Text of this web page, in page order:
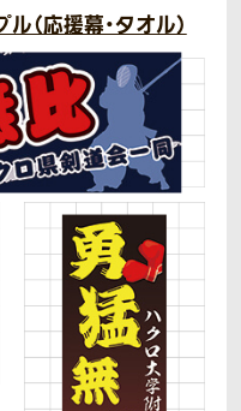
（応援幕・タオル）